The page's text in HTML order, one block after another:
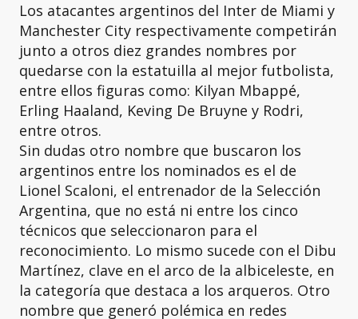
Los atacantes argentinos del Inter de Miami y
Manchester City respectivamente competirán
junto a otros diez grandes nombres por
quedarse con la estatuilla al mejor futbolista,
entre ellos figuras como: Kilyan Mbappé,
Erling Haaland, Keving De Bruyne y Rodri,
entre otros.
Sin dudas otro nombre que buscaron los
argentinos entre los nominados es el de
Lionel Scaloni, el entrenador de la Selección
Argentina, que no está ni entre los cinco
técnicos que seleccionaron para el
reconocimiento. Lo mismo sucede con el Dibu
Martínez, clave en el arco de la albiceleste, en
la categoría que destaca a los arqueros. Otro
nombre que generó polémica en redes